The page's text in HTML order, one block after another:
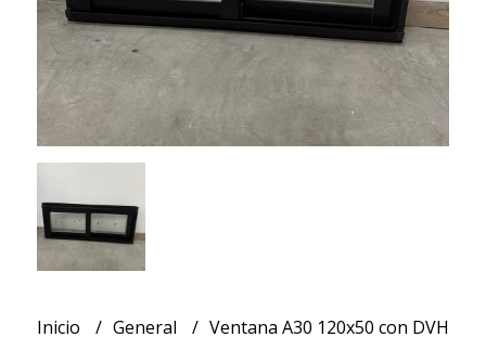
Inicio General Ventana A30 120x50 con DVH